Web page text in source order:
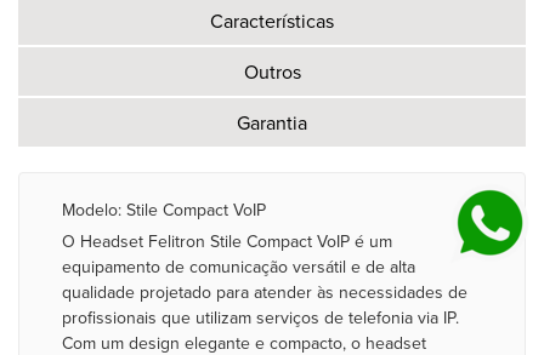
Características
Outros
Garantia
Modelo: Stile Compact VoIP
O Headset Felitron Stile Compact VoIP é um
equipamento de comunicação versátil e de alta
qualidade projetado para atender às necessidades de
profissionais que utilizam serviços de telefonia via IP.
Com um design elegante e compacto, o headset